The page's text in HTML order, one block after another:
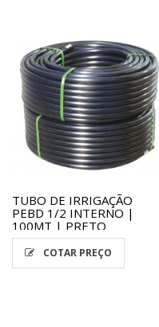
TUBO DE IRRIGAÇÃO
PEBD 1/2 INTERNO |
100MT | PRETO
COTAR PREÇO